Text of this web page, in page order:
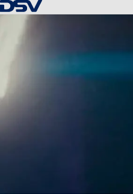
Volver a la página de